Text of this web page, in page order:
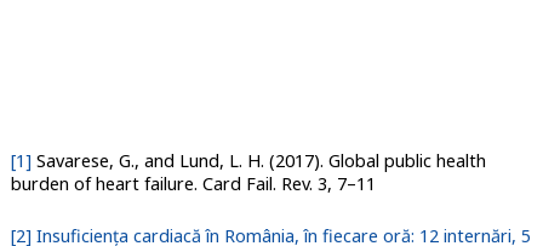
[1] Savarese, G., and Lund, L. H. (2017). Global public health
burden of heart failure. Card Fail. Rev. 3, 7–11
[2] Insuficiența cardiacă în România, în fiecare oră: 12 internări, 5